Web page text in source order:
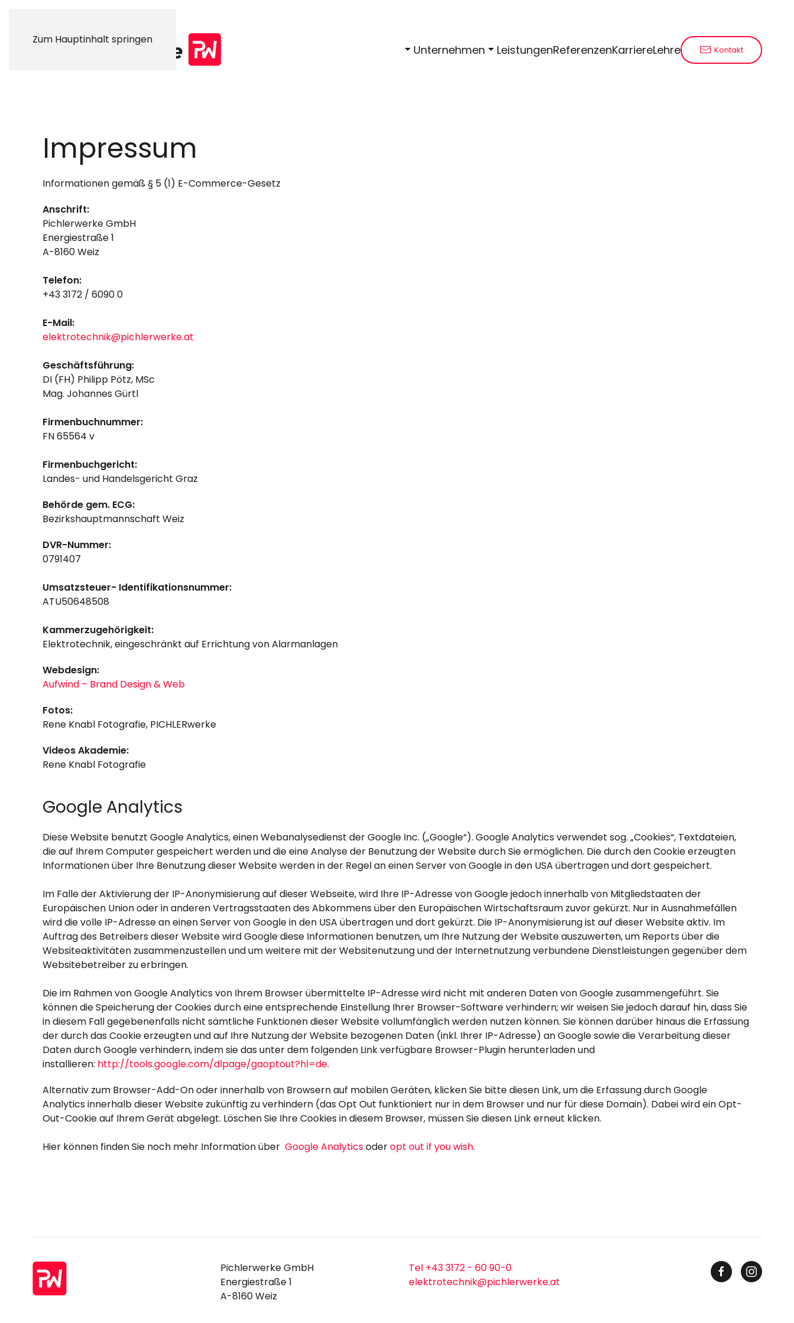
Zum Hauptinhalt springen
Unternehmen LeistungenReferenzenKarriereLehre Kontakt
Impressum
Informationen gemäß § 5 (1) E-Commerce-Gesetz
Anschrift:
Pichlerwerke GmbH
Energiestraße 1
A-8160 Weiz
Telefon:
+43 3172 / 6090 0
E-Mail:
elektrotechnik@pichlerwerke.at
Geschäftsführung:
DI (FH) Philipp Pötz, MSc
Mag. Johannes Gürtl
Firmenbuchnummer:
FN 65564 v
Firmenbuchgericht:
Landes- und Handelsgericht Graz
Behörde gem. ECG:
Bezirkshauptmannschaft Weiz
DVR-Nummer:
0791407
Umsatzsteuer- Identifikationsnummer:
ATU50648508
Kammerzugehörigkeit:
Elektrotechnik, eingeschränkt auf Errichtung von Alarmanlagen
Webdesign:
Aufwind – Brand Design & Web
Fotos:
Rene Knabl Fotografie, PICHLERwerke
Videos Akademie:
Rene Knabl Fotografie
Google Analytics
Diese Website benutzt Google Analytics, einen Webanalysedienst der Google Inc. („Google“). Google Analytics verwendet sog. „Cookies“, Textdateien,
die auf Ihrem Computer gespeichert werden und die eine Analyse der Benutzung der Website durch Sie ermöglichen. Die durch den Cookie erzeugten
Informationen über Ihre Benutzung dieser Website werden in der Regel an einen Server von Google in den USA übertragen und dort gespeichert.
Im Falle der Aktivierung der IP-Anonymisierung auf dieser Webseite, wird Ihre IP-Adresse von Google jedoch innerhalb von Mitgliedstaaten der
Europäischen Union oder in anderen Vertragsstaaten des Abkommens über den Europäischen Wirtschaftsraum zuvor gekürzt. Nur in Ausnahmefällen
wird die volle IP-Adresse an einen Server von Google in den USA übertragen und dort gekürzt. Die IP-Anonymisierung ist auf dieser Website aktiv. Im
Auftrag des Betreibers dieser Website wird Google diese Informationen benutzen, um Ihre Nutzung der Website auszuwerten, um Reports über die
Websiteaktivitäten zusammenzustellen und um weitere mit der Websitenutzung und der Internetnutzung verbundene Dienstleistungen gegenüber dem
Websitebetreiber zu erbringen.
Die im Rahmen von Google Analytics von Ihrem Browser übermittelte IP-Adresse wird nicht mit anderen Daten von Google zusammengeführt. Sie
können die Speicherung der Cookies durch eine entsprechende Einstellung Ihrer Browser-Software verhindern; wir weisen Sie jedoch darauf hin, dass Sie
in diesem Fall gegebenenfalls nicht sämtliche Funktionen dieser Website vollumfänglich werden nutzen können. Sie können darüber hinaus die Erfassung
der durch das Cookie erzeugten und auf Ihre Nutzung der Website bezogenen Daten (inkl. Ihrer IP-Adresse) an Google sowie die Verarbeitung dieser
Daten durch Google verhindern, indem sie das unter dem folgenden Link verfügbare Browser-Plugin herunterladen und
installieren: http://tools.google.com/dlpage/gaoptout?hl=de.
Alternativ zum Browser-Add-On oder innerhalb von Browsern auf mobilen Geräten, klicken Sie bitte diesen Link, um die Erfassung durch Google
Analytics innerhalb dieser Website zukünftig zu verhindern (das Opt Out funktioniert nur in dem Browser und nur für diese Domain). Dabei wird ein Opt-
Out-Cookie auf Ihrem Gerät abgelegt. Löschen Sie Ihre Cookies in diesem Browser, müssen Sie diesen Link erneut klicken.
Hier können finden Sie noch mehr Information über Google Analyticsoderopt out if you wish.
Pichlerwerke GmbH
Energiestraße 1
A-8160 Weiz
Tel +43 3172 - 60 90-0
elektrotechnik@pichlerwerke.at